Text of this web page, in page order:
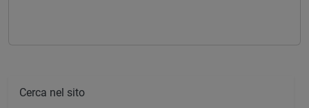
Cerca nel sito